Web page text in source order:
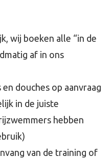
wij boeken alle “in de
af in ons
douches op aanvraag
in de juiste
hebben
van de training of